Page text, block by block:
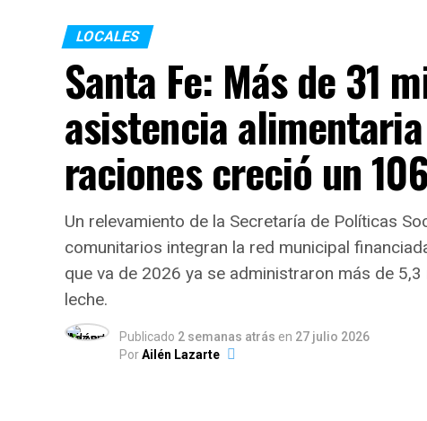
LOCALES
Santa Fe: Más de 31
asistencia
raciones creció un
Un relevamiento de la Secretaría de Políticas
comunitarios integran la red municipal
que va de 2026 ya se administraron más de
leche.
Publicado 2 semanas atrás en 27 julio 2026
PorAilén Lazarte